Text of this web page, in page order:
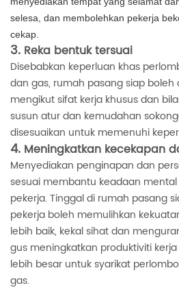
selesa, dan membolehkan pekerja
3. Reka bentuk tersuai
Disebabkan keperluan khas
dan gas, rumah pasang siap boleh
mengikut sifat kerja khusus dan
susun atur dan kemudahan
disesuaikan untuk memenuhi
4. Meningkatkan kecekapan
Menyediakan penginapan dan
sesuai membantu keadaan
pekerja. Tinggal di rumah pasang
pekerja boleh memulihkan
lebih baik, kekal sihat dan
gus meningkatkan produktiviti
lebih besar untuk syarikat
gas.